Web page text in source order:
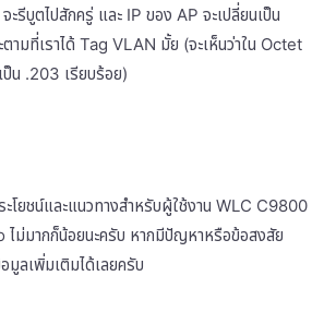
รีบูตไปสักครู่ และ IP ของ AP จะเปลี่ยนเป็น
ามที่เราได้ Tag VLAN มั้ย (จะเห็นว่าใน Octet
น .203 เรียบร้อย)
ะโยชน์และแนวทางสำหรับผู้ใช้งาน WLC C9800
ไม่มากก็น้อยนะครับ หากมีปัญหาหรือข้อสงสัย
ลเพิ่มเติมได้เลยครับ